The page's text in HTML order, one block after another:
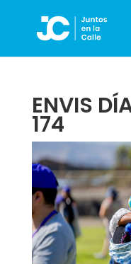
ENVIS
174